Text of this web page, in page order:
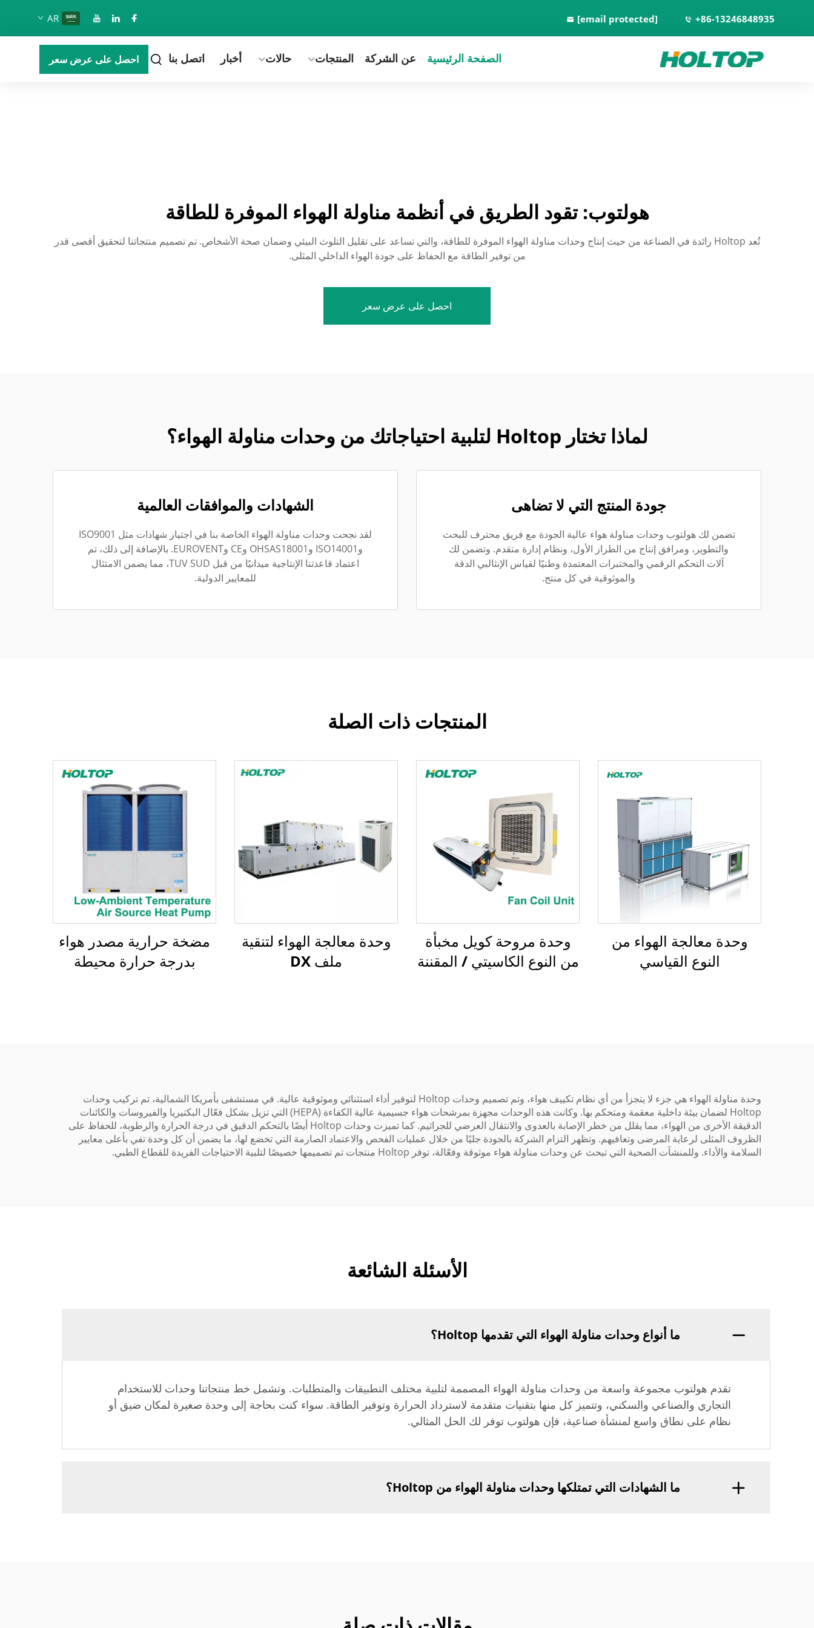
+86-13246848935
[email protected]
AR
الصفحة الرئيسية عن الشركة المنتجات حالات أخبار اتصل بنا احصل على عرض سعر
هولتوب: تقود الطريق في أنظمة مناولة الهواء الموفرة للطاقة
تُعد Holtop رائدة في الصناعة من حيث إنتاج وحدات مناولة الهواء الموفرة للطاقة، والتي تساعد على تقليل التلوث البيئي وضمان صحة الأشخاص. تم تصميم منتجاتنا لتحقيق أقصى قدر
من توفير الطاقة مع الحفاظ على جودة الهواء الداخلي المثلى.
احصل على عرض سعر
لماذا تختار Holtop لتلبية احتياجاتك من وحدات مناولة الهواء؟
جودة المنتج التي لا تضاهى
تضمن لك هولتوب وحدات مناولة هواء عالية الجودة مع فريق محترف للبحث
والتطوير، ومرافق إنتاج من الطراز الأول، ونظام إدارة متقدم. وتضمن لك
آلات التحكم الرقمي والمختبرات المعتمدة وطنيًا لقياس الإنثالبي الدقة
والموثوقية في كل منتج.
الشهادات والموافقات العالمية
لقد نجحت وحدات مناولة الهواء الخاصة بنا في اجتياز شهادات مثل ISO9001
وISO14001 وOHSAS18001 وCE وEUROVENT. بالإضافة إلى ذلك، تم
اعتماد قاعدتنا الإنتاجية ميدانيًا من قبل TUV SUD، مما يضمن الامتثال
للمعايير الدولية.
المنتجات ذات الصلة
وحدة معالجة الهواء من
النوع القياسي
وحدة مروحة كويل مخبأة
من النوع الكاسيتي / المقننة
وحدة معالجة الهواء لتنقية
ملف DX
مضخة حرارية مصدر هواء
بدرجة حرارة محيطة
وحدة مناولة الهواء هي جزء لا يتجزأ من أي نظام تكييف هواء، وتم تصميم وحدات Holtop لتوفير أداء استثنائي وموثوقية عالية. في مستشفى بأمريكا الشمالية، تم تركيب وحدات
Holtop لضمان بيئة داخلية معقمة ومتحكم بها. وكانت هذه الوحدات مجهزة بمرشحات هواء جسيمية عالية الكفاءة (HEPA) التي تزيل بشكل فعّال البكتيريا والفيروسات والكائنات
الدقيقة الأخرى من الهواء، مما يقلل من خطر الإصابة بالعدوى والانتقال العرضي للجراثيم. كما تميزت وحدات Holtop أيضًا بالتحكم الدقيق في درجة الحرارة والرطوبة، للحفاظ على
الظروف المثلى لرعاية المرضى وتعافيهم. وتظهر التزام الشركة بالجودة جليًا من خلال عمليات الفحص والاعتماد الصارمة التي تخضع لها، ما يضمن أن كل وحدة تفي بأعلى معايير
السلامة والأداء. وللمنشآت الصحية التي تبحث عن وحدات مناولة هواء موثوقة وفعّالة، توفر Holtop منتجات تم تصميمها خصيصًا لتلبية الاحتياجات الفريدة للقطاع الطبي.
الأسئلة الشائعة
ما أنواع وحدات مناولة الهواء التي تقدمها Holtop؟
تقدم هولتوب مجموعة واسعة من وحدات مناولة الهواء المصممة لتلبية مختلف التطبيقات والمتطلبات. وتشمل خط منتجاتنا وحدات للاستخدام
التجاري والصناعي والسكني، وتتميز كل منها بتقنيات متقدمة لاسترداد الحرارة وتوفير الطاقة. سواء كنت بحاجة إلى وحدة صغيرة لمكان ضيق أو
نظام على نطاق واسع لمنشأة صناعية، فإن هولتوب توفر لك الحل المثالي.
ما الشهادات التي تمتلكها وحدات مناولة الهواء من Holtop؟